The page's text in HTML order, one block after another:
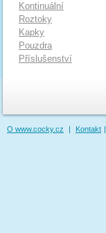
Kontinuální
Roztoky
Kapky
Pouzdra
Příslušenství
O www.cocky.cz | Kontakt |